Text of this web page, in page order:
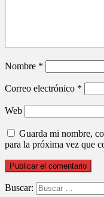
Nombre *
Correo electrónico *
Web
Guarda mi nombre,
para la próxima vez que
Buscar: